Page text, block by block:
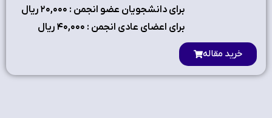
برای دانشجویان عضو انجمن : ۲٠,٠٠٠ ریال
برای اعضای عادی انجمن : ۴٠,٠٠٠ ریال
خرید مقاله